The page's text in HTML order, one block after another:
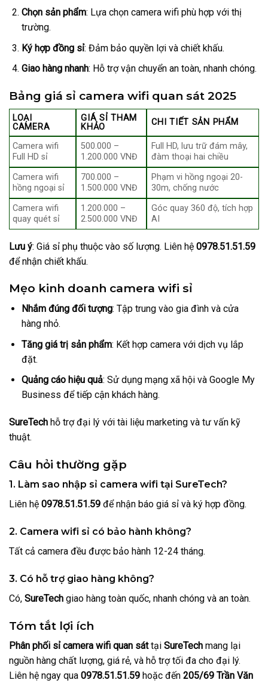
Chọn sản phẩm: Lựa chọn camera wifi phù hợp với thị
trường.
Ký hợp đồng sỉ: Đảm bảo quyền lợi và chiết khấu.
Giao hàng nhanh: Hỗ trợ vận chuyển an toàn, nhanh chóng.
Bảng giá sỉ camera wifi quan sát 2025
LOẠI
CAMERA
GIÁ SỈ THAM
KHẢO
CHI TIẾT SẢN PHẨM
Camera wifi
Full HD sỉ
500.000 –
1.200.000 VNĐ
Full HD, lưu trữ đám mây,
đàm thoại hai chiều
Camera wifi
hồng ngoại sỉ
700.000 –
1.500.000 VNĐ
Phạm vi hồng ngoại 20-
30m, chống nước
Camera wifi
quay quét sỉ
1.200.000 –
2.500.000 VNĐ
Góc quay 360 độ, tích hợp
AI
Lưu ý: Giá sỉ phụ thuộc vào số lượng. Liên hệ 0978.51.51.59
để nhận chiết khấu.
Mẹo kinh doanh camera wifi sỉ
Nhắm đúng đối tượng: Tập trung vào gia đình và cửa
hàng nhỏ.
Tăng giá trị sản phẩm: Kết hợp camera với dịch vụ lắp
đặt.
Quảng cáo hiệu quả: Sử dụng mạng xã hội và Google My
Business để tiếp cận khách hàng.
SureTech hỗ trợ đại lý với tài liệu marketing và tư vấn kỹ
thuật.
Câu hỏi thường gặp
1. Làm sao nhập sỉ camera wifi tại SureTech?
Liên hệ 0978.51.51.59 để nhận báo giá sỉ và ký hợp đồng.
2. Camera wifi sỉ có bảo hành không?
Tất cả camera đều được bảo hành 12-24 tháng.
3. Có hỗ trợ giao hàng không?
Có, SureTech giao hàng toàn quốc, nhanh chóng và an toàn.
Tóm tắt lợi ích
Phân phối sỉ camera wifi quan sáttại SureTech mang lại
nguồn hàng chất lượng, giá rẻ, và hỗ trợ tối đa cho đại lý.
Liên hệ ngay qua 0978.51.51.59 hoặc đến 205/69 Trần Văn